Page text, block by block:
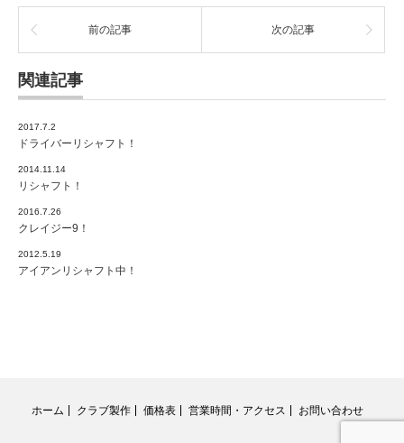
前の記事 次の記事
関連記事
2017.7.2
ドライバーリシャフト！
2014.11.14
リシャフト！
2016.7.26
クレイジー9！
2012.5.19
アイアンリシャフト中！
ホーム クラブ製作 価格表 営業時間・アクセス お問い合わせ